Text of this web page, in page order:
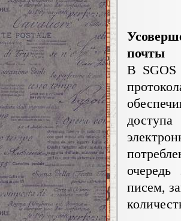
почты
В SGOS
очередь
писем,